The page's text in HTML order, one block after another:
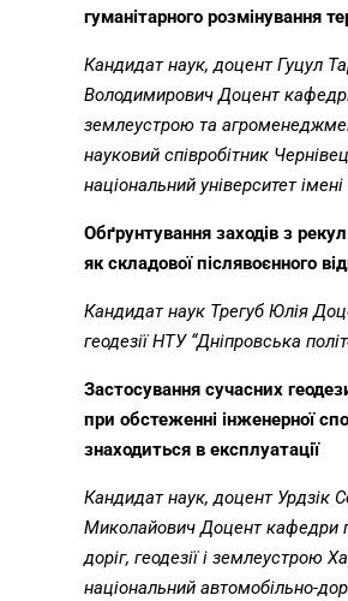
гуманітарного розмінування
Кандидат наук, доцент Гуцул
ВолодимировичДоцент
землеустрою та
науковий співробітник
національний університет
Обґрунтування заходів з
як складової післявоєнного
Кандидат наук Трегуб Юлія
геодезії НТУ “Дніпровська
Застосування сучасних
при обстеженні інженерної
знаходиться в експлуатації
Кандидат наук, доцент Урдзік
МиколайовичДоцент кафедри
доріг, геодезії і землеустрою
національний автомобільно-